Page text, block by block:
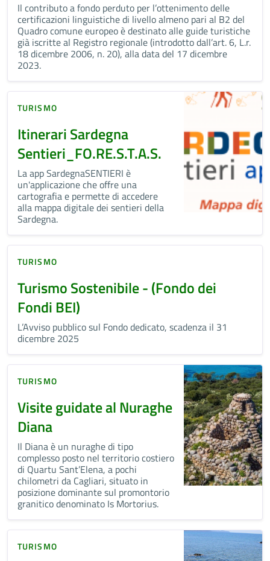
Il contributo a fondo perduto per l’ottenimento delle
certificazioni linguistiche di livello almeno pari al B2 del
Quadro comune europeo è destinato alle guide turistiche
già iscritte al Registro regionale (introdotto dall’art. 6, L.r.
18 dicembre 2006, n. 20), alla data del 17 dicembre
2023.
TURISMO
Itinerari Sardegna
Sentieri_FO.RE.S.T.A.S.
La app SardegnaSENTIERI è
un'applicazione che offre una
cartografia e permette di accedere
alla mappa digitale dei sentieri della
Sardegna.
TURISMO
Turismo Sostenibile - (Fondo dei
Fondi BEI)
L’Avviso pubblico sul Fondo dedicato, scadenza il 31
dicembre 2025
TURISMO
Visite guidate al Nuraghe
Diana
Il Diana è un nuraghe di tipo
complesso posto nel territorio costiero
di Quartu Sant’Elena, a pochi
chilometri da Cagliari, situato in
posizione dominante sul promontorio
granitico denominato Is Mortorius.
TURISMO